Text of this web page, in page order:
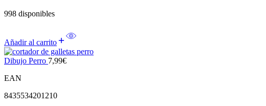
998 disponibles
Añadir al carrito
Dibujo Perro 7,99€
EAN
8435534201210